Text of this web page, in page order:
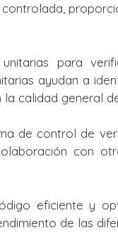
unitarias para
ayudan a
la calidad general
de control de
con
eficiente y
de las